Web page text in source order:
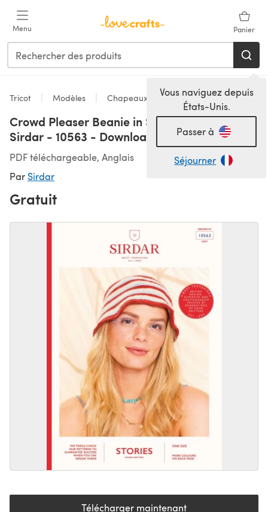
Menu Panier
Vous naviguez depuis
États-Unis.
Passer à
Séjourner
Tricot Modèles Chapeaux
Crowd Pleaser Beanie in Sirdar Stories DK in
Sirdar - 10563 - Downloadable PDF
PDF téléchargeable, Anglais
Par Sirdar
Gratuit
Télécharger maintenant